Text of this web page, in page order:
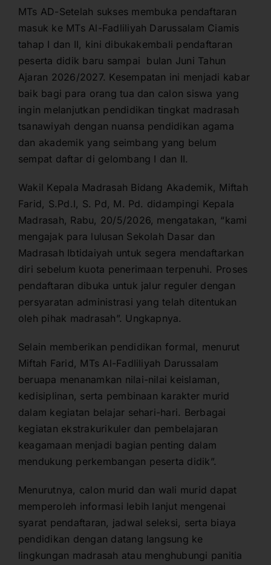
MTs AD-Setelah sukses membuka pendaftaran
masuk ke MTs Al-Fadliliyah Darussalam Ciamis
tahap I dan II, kini dibukakembali pendaftaran
peserta didik baru sampai bulan Juni Tahun
Ajaran 2026/2027. Kesempatan ini menjadi kabar
baik bagi para orang tua dan calon siswa yang
ingin melanjutkan pendidikan tingkat madrasah
tsanawiyah dengan nuansa pendidikan agama
dan akademik yang seimbang yang belum
sempat daftar di gelombang I dan II.
Wakil Kepala Madrasah Bidang Akademik, Miftah
Farid, S.Pd.I, S. Pd, M. Pd. didampingi Kepala
Madrasah, Rabu, 20/5/2026, mengatakan, “kami
mengajak para lulusan Sekolah Dasar dan
Madrasah Ibtidaiyah untuk segera mendaftarkan
diri sebelum kuota penerimaan terpenuhi. Proses
pendaftaran dibuka untuk jalur reguler dengan
persyaratan administrasi yang telah ditentukan
oleh pihak madrasah”. Ungkapnya.
Selain memberikan pendidikan formal, menurut
Miftah Farid, MTs Al-Fadliliyah Darussalam
beruapa menanamkan nilai-nilai keislaman,
kedisiplinan, serta pembinaan karakter murid
dalam kegiatan belajar sehari-hari. Berbagai
kegiatan ekstrakurikuler dan pembelajaran
keagamaan menjadi bagian penting dalam
mendukung perkembangan peserta didik”.
Menurutnya, calon murid dan wali murid dapat
memperoleh informasi lebih lanjut mengenai
syarat pendaftaran, jadwal seleksi, serta biaya
pendidikan dengan datang langsung ke
lingkungan madrasah atau menghubungi panitia